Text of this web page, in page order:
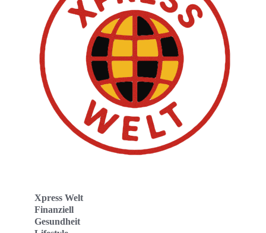
Xpress Welt
Finanziell
Gesundheit